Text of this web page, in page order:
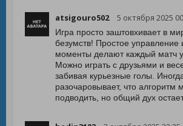
atsigouro502 5 октября 2025
Игра просто заштовхивает в
безумств! Простое
моменты делают каждый матч
Можно играть с друзьями и
забивая курьезные голы.
разочаровывает, что алгоритм
подводить, но общий дух